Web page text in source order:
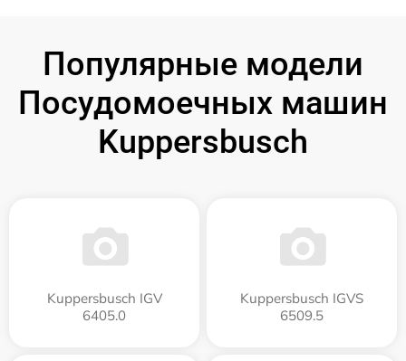
Популярные модели
Посудомоечных машин
Kuppersbusch
Kuppersbusch IGV
6405.0
Kuppersbusch IGVS
6509.5